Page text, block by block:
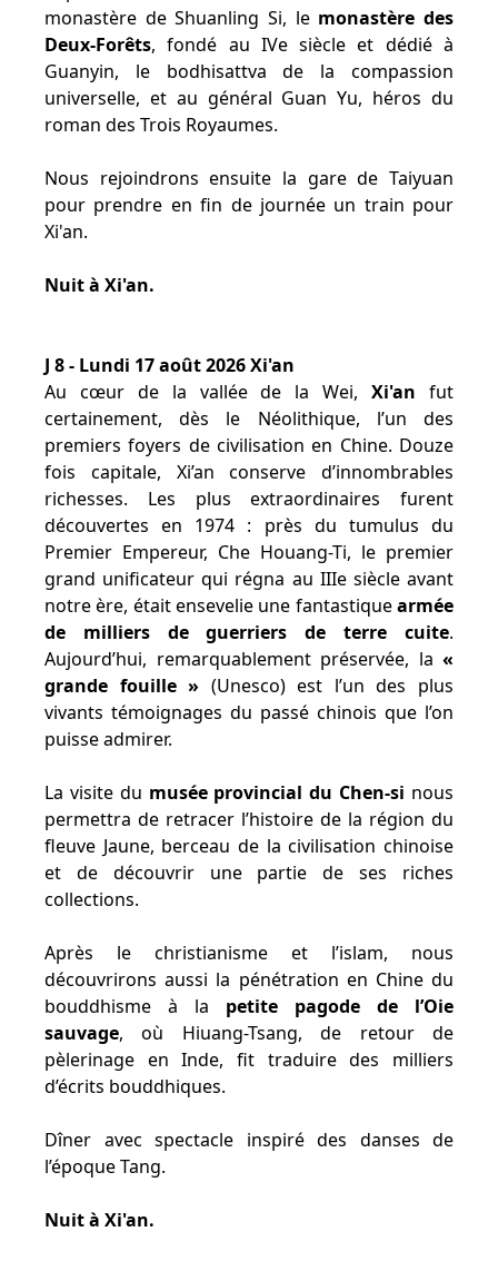
monastère de Shuanling Si, le monastère des
Deux-Forêts, fondé au IVe siècle et dédié à
Guanyin, le bodhisattva de la compassion
universelle, et au général Guan Yu, héros du
roman des Trois Royaumes.
Nous rejoindrons ensuite la gare de Taiyuan
pour prendre en fin de journée un train pour
Xi'an.
Nuit à Xi'an.
J 8 - Lundi 17 août 2026 Xi'an
Au cœur de la vallée de la Wei,Xi'an fut
certainement, dès le Néolithique, l’un des
premiers foyers de civilisation en Chine. Douze
fois capitale, Xi’an conserve d’innombrables
richesses. Les plus extraordinaires furent
découvertes en 1974 : près du tumulus du
Premier Empereur, Che Houang-Ti, le premier
grand unificateur qui régna au IIIe siècle avant
notre ère, était ensevelie une fantastiquearmée
de milliers de guerriers de terre cuite.
Aujourd’hui, remarquablement préservée, la «
grande fouille » (Unesco) est l’un des plus
vivants témoignages du passé chinois que l’on
puisse admirer.
La visite du musée provincial du Chen-si nous
permettra de retracer l’histoire de la région du
fleuve Jaune, berceau de la civilisation chinoise
et de découvrir une partie de ses riches
collections.
Après le christianisme et l’islam, nous
découvrirons aussi la pénétration en Chine du
bouddhisme à la petite pagode de l’Oie
sauvage, où Hiuang-Tsang, de retour de
pèlerinage en Inde, fit traduire des milliers
d’écrits bouddhiques.
Dîner avec spectacle inspiré des danses de
l’époque Tang.
Nuit à Xi'an.